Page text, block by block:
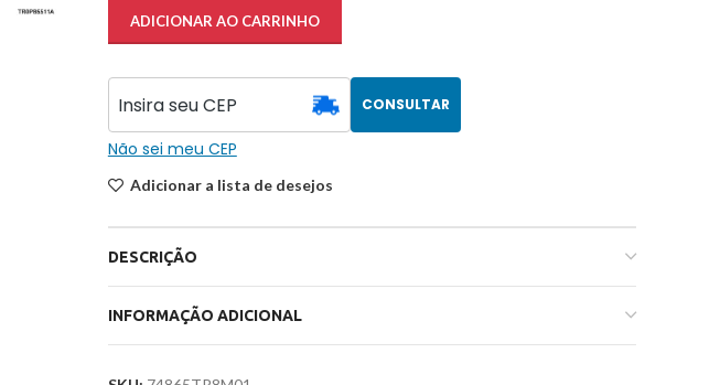
ADICIONAR AO CARRINHO
CONSULTAR
Não sei meu CEP
Adicionar a lista de desejos
DESCRIÇÃO
INFORMAÇÃO ADICIONAL